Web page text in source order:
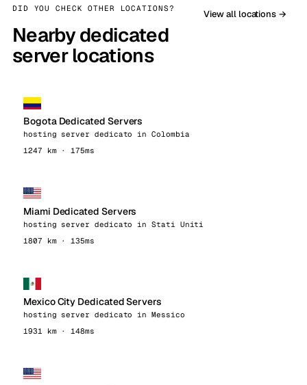
DID YOU CHECK OTHER LOCATIONS?
Nearby dedicated
server locations
View all locations →
Bogota Dedicated Servers
hosting server dedicato in Colombia
1247 km · 175ms
Miami Dedicated Servers
hosting server dedicato in Stati Uniti
1807 km · 135ms
Mexico City Dedicated Servers
hosting server dedicato in Messico
1931 km · 148ms